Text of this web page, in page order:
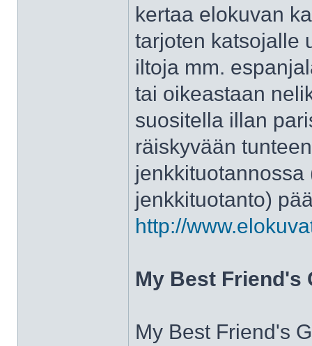
kertaa elokuvan
tarjoten katsojalle
iltoja mm.
tai oikeastaan
suositella illan
räiskyvään
jenkkituotanto)
http://
My Best Friend's
My Best Friend's